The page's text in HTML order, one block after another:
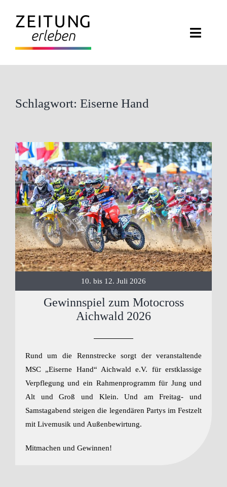
Inhalt
Toggle
VERANSTALTUNGEN
ZEITUNGSWELT
NEWSLETTER
KONTAKT
Anmelden / Registrieren
Schlagwort: Eiserne Hand
10. bis 12. Juli 2026
Gewinnspiel zum Motocross
Aichwald 2026
Rund um die Rennstrecke sorgt der veranstaltende
MSC „Eiserne Hand“ Aichwald e.V. für erstklassige
Verpflegung und ein Rahmenprogramm für Jung und
Alt und Groß und Klein. Und am Freitag- und
Samstagabend steigen die legendären Partys im Festzelt
mit Livemusik und Außenbewirtung.
Mitmachen und Gewinnen!